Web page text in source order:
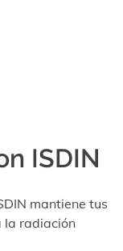
ISDIN
mantiene tus
la radiación